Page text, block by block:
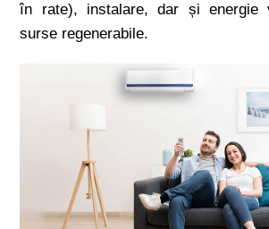
în rate), instalare, dar și energie
surse regenerabile.